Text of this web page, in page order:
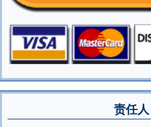
责任人